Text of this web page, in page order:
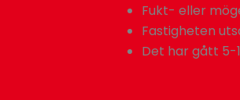
Fukt- eller
Fastigheten
Det har gått 5-